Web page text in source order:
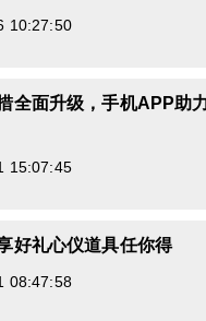
10:27:50
全面升级，手机APP助
15:07:45
好礼心仪道具任你得
08:47:58